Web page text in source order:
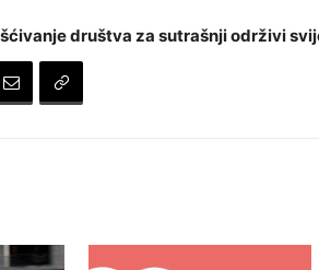
društva za sutrašnji održivi